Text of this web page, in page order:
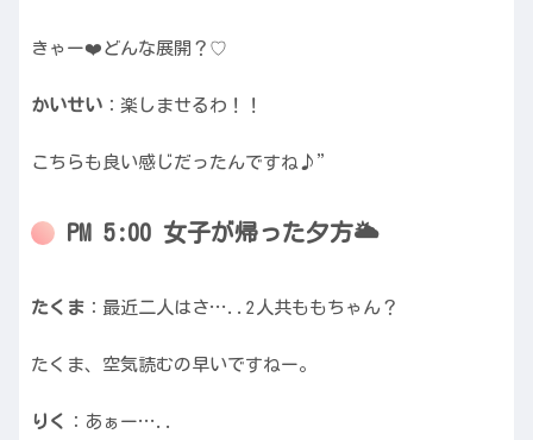
きゃー❤️どんな展開？♡
かいせい ：楽しませるわ！！
こちらも良い感じだったんですね♪”
PM 5:00 女子が帰った夕方🌥
たくま ：最近二人はさ…..2人共ももちゃん？
たくま、空気読むの早いですねー。
りく ：あぁー…..